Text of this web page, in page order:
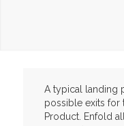
A typical landing
possible exits for
Product. Enfold